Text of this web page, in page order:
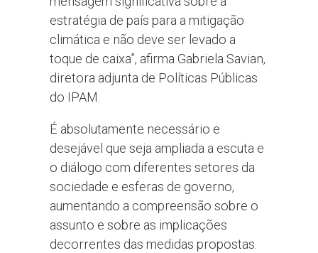
estratégia de país para a mitigação
climática e não deve ser levado a
toque de caixa”, afirma Gabriela Savian,
diretora adjunta de Políticas Públicas
do IPAM.
É absolutamente necessário e
desejável que seja ampliada a escuta e
o diálogo com diferentes setores da
sociedade e esferas de governo,
aumentando a compreensão sobre o
assunto e sobre as implicações
decorrentes das medidas propostas.